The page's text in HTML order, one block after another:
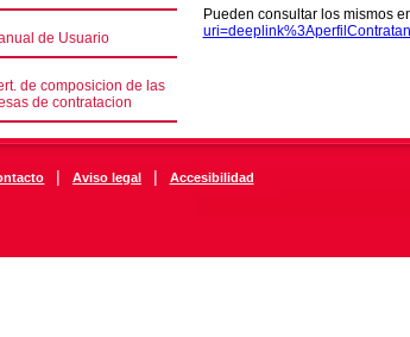
de Usuario
de composicion de las
de contratacion
Pueden consultar los mismos
| Aviso legal | Accesibilidad